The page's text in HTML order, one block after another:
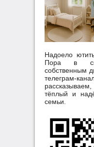
Надоело
Пора в
собственным
телеграм-
тёплый и
семьи.